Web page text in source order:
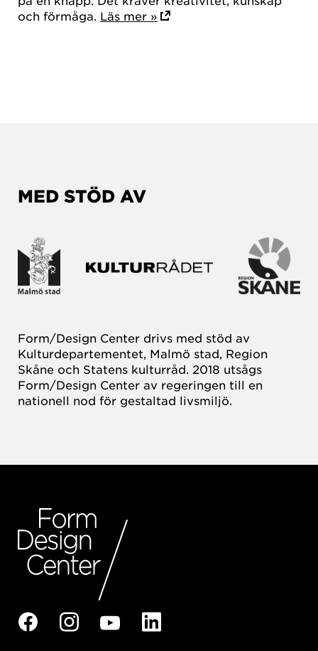
och förmåga. Läs mer »
MED STÖD AV
Form/Design Center drivs med stöd av
Kulturdepartementet, Malmö stad, Region
Skåne och Statens kulturråd. 2018 utsågs
Form/Design Center av regeringen till en
nationell nod för gestaltad livsmiljö.